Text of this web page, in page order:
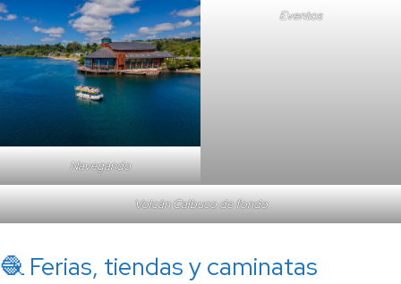
Navegando
Eventos
Volcán Calbuco de fondo
🧶 Ferias, tiendas y caminatas